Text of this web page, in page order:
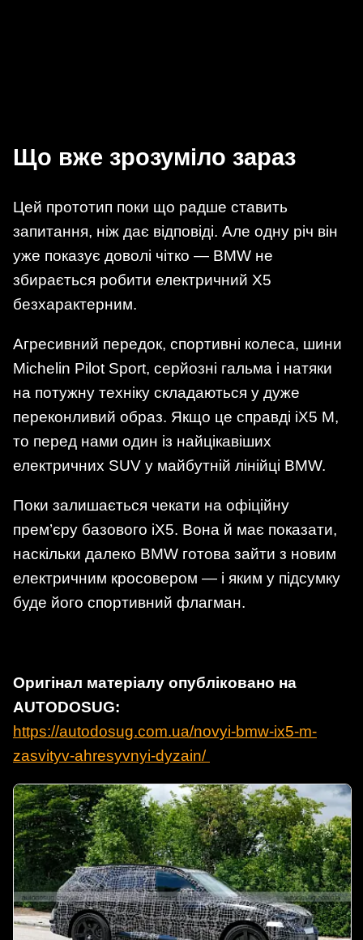
Що вже зрозуміло зараз
Цей прототип поки що радше ставить
запитання, ніж дає відповіді. Але одну річ він
уже показує доволі чітко — BMW не
збирається робити електричний X5
безхарактерним.
Агресивний передок, спортивні колеса, шини
Michelin Pilot Sport, серйозні гальма і натяки
на потужну техніку складаються у дуже
переконливий образ. Якщо це справді iX5 M,
то перед нами один із найцікавіших
електричних SUV у майбутній лінійці BMW.
Поки залишається чекати на офіційну
прем’єру базового iX5. Вона й має показати,
наскільки далеко BMW готова зайти з новим
електричним кросовером — і яким у підсумку
буде його спортивний флагман.
Оригінал матеріалу опубліковано на
AUTODOSUG:
https://autodosug.com.ua/novyi-bmw-ix5-m-
zasvityv-ahresyvnyi-dyzain/